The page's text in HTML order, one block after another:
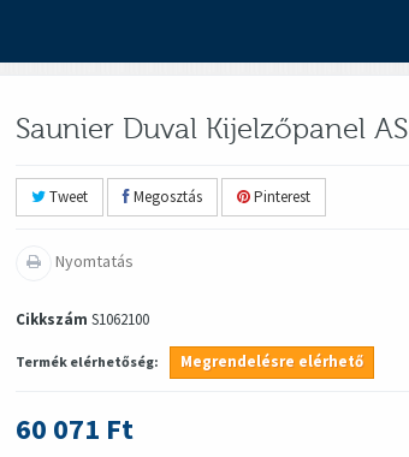
Saunier Duval Kijelzőpanel AS
Tweet Megosztás Pinterest
Nyomtatás
Cikkszám S1062100
Termék elérhetőség: Megrendelésre elérhető
60 071 Ft